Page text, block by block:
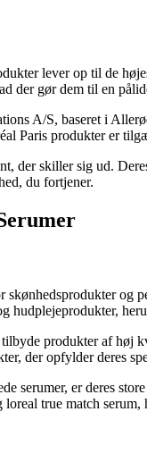
lever op til de
der gør dem til en
A/S, baseret i
Paris produkter er
der skiller sig ud.
du fortjener.
hudplejeprodukter,
produkter af
der opfylder deres
serumer, er deres
true match